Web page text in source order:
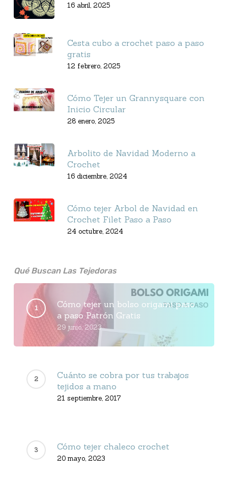
16 abril, 2025
Cesta cubo a crochet paso a paso
gratis
12 febrero, 2025
Cómo Tejer un Grannysquare con
Inicio Circular
28 enero, 2025
Arbolito de Navidad Moderno a
Crochet
16 diciembre, 2024
Cómo tejer Arbol de Navidad en
Crochet Filet Paso a Paso
24 octubre, 2024
Qué Buscan Las Tejedoras
Cómo tejer un bolso origami paso
a paso Patrón Gratis
29 junio, 2023
Cuánto se cobra por tus trabajos
tejidos a mano
21 septiembre, 2017
Cómo tejer chaleco crochet
20 mayo, 2023